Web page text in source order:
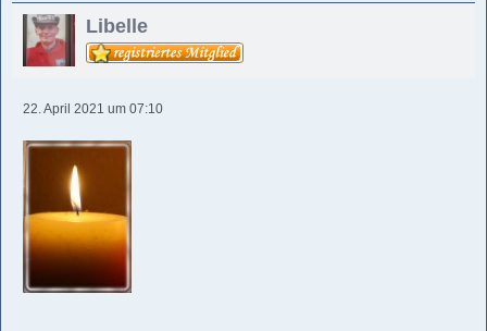
Libelle
22. April 2021 um 07:10